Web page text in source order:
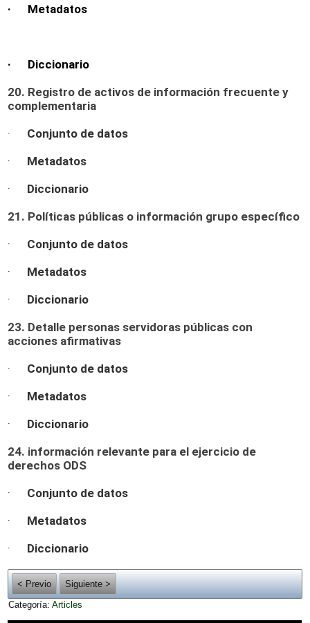
· Metadatos
· Diccionario
20. Registro de activos de información frecuente y
complementaria
· Conjunto de datos
· Metadatos
· Diccionario
21. Políticas públicas o información grupo específico
· Conjunto de datos
· Metadatos
· Diccionario
23. Detalle personas servidoras públicas con
acciones afirmativas
· Conjunto de datos
· Metadatos
· Diccionario
24. información relevante para el ejercicio de
derechos ODS
· Conjunto de datos
· Metadatos
· Diccionario
< Previo
Siguiente >
Categoría:Articles